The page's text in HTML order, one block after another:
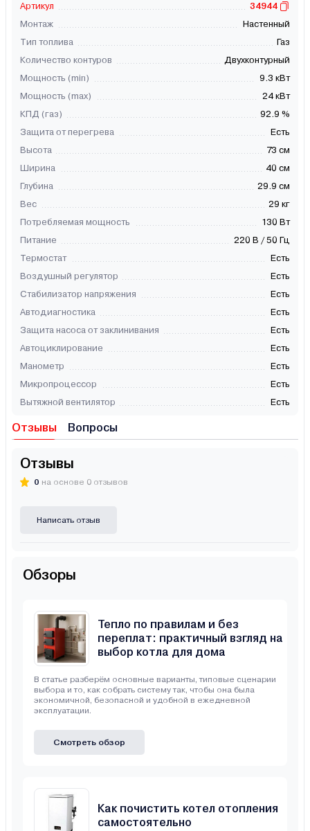
Артикул
34944
Монтаж
Настенный
Тип топлива
Газ
Количество контуров
Двухконтурный
Мощность (min)
9.3 кВт
Мощность (max)
24 кВт
КПД (газ)
92.9 %
Защита от перегрева
Есть
Высота
73 см
Ширина
40 см
Глубина
29.9 см
Вес
29 кг
Потребляемая мощность
130 Вт
Питание
220 В / 50 Гц
Термостат
Есть
Воздушный регулятор
Есть
Стабилизатор напряжения
Есть
Автодиагностика
Есть
Защита насоса от заклинивания
Есть
Автоциклирование
Есть
Манометр
Есть
Микропроцессор
Есть
Вытяжной вентилятор
Есть
Отзывы Вопросы
Отзывы
0 на основе 0 отзывов
Написать отзыв
Обзоры
Тепло по правилам и без
переплат: практичный взгляд на
выбор котла для дома
В статье разберём основные варианты, типовые сценарии
выбора и то, как собрать систему так, чтобы она была
экономичной, безопасной и удобной в ежедневной
эксплуатации.
Смотреть обзор
Как почистить котел отопления
самостоятельно